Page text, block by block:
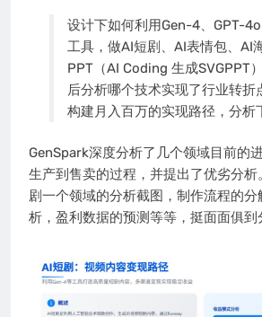
设计下如何利用Gen-4、GPT-
工具，做AI短剧、AI表情包、AI
PPT（AI Coding 生成SVGPPT
后分析哪个技术实现了行业转折
构建月入百万的实现路径，分析
GenSpark深度分析了几个领域目前的
生产到售卖的过程，并提出了优劣分析
剧一个领域的分析截图，制作流程的
析，盈利数据的预测等等，挺面面俱到